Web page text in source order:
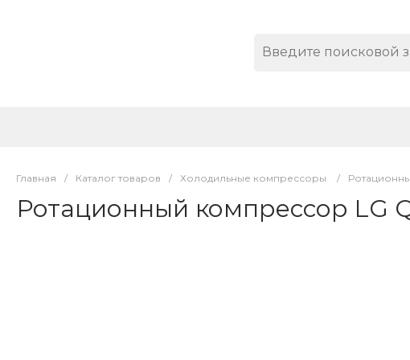
Главная / Каталог товаров / Холодильные компрессоры /
Ротационный компрессор LG